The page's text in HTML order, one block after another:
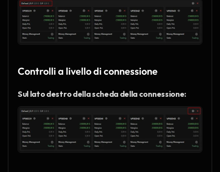
Controlli a livello di connessione
Sul lato destro della scheda della connessione: